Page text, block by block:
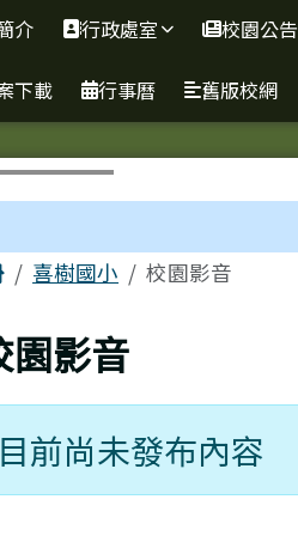
學
介 行政處室 校園公告
下載 行事曆 舊版校網
內容區域
Home喜樹國小 校園影音
園影音
目前尚未發布內容